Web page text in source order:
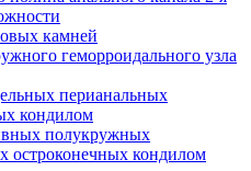
камней
геморроидального узла
перианальных
кондилом
полукружных
остроконечных кондилом